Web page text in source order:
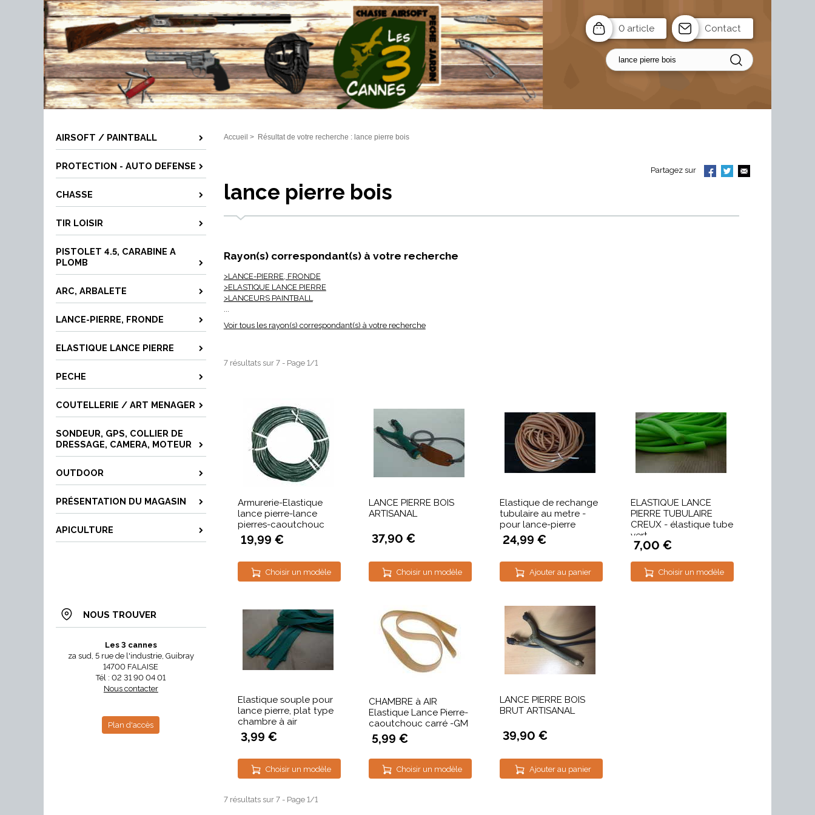
0 article Contact
AIRSOFT / PAINTBALL
PROTECTION - AUTO DEFENSE
CHASSE
TIR LOISIR
PISTOLET 4.5, CARABINE A
PLOMB
ARC, ARBALETE
LANCE-PIERRE, FRONDE
ELASTIQUE LANCE PIERRE
PECHE
COUTELLERIE / ART MENAGER
SONDEUR, GPS, COLLIER DE
DRESSAGE, CAMERA, MOTEUR
OUTDOOR
PRÉSENTATION DU MAGASIN
APICULTURE
NOUS TROUVER
Les 3 cannes
za sud, 5 rue de l'industrie, Guibray
14700 FALAISE
Tél : 02 31 90 04 01
Nous contacter
Plan d'accès
Accueil > Résultat de votre recherche : lance pierre bois
Partagez sur
lance pierre bois
Rayon(s) correspondant(s) à votre recherche
>LANCE-PIERRE, FRONDE
>ELASTIQUE LANCE PIERRE
>LANCEURS PAINTBALL
...
Voir tous les rayon(s) correspondant(s) à votre recherche
7 résultats sur 7 - Page 1/1
Armurerie-Elastique
lance pierre-lance
pierres-caoutchouc
19,99 €
Choisir un modèle
LANCE PIERRE BOIS
ARTISANAL
37,90 €
Choisir un modèle
Elastique de rechange
tubulaire au metre -
pour lance-pierre
24,99 €
Ajouter au panier
ELASTIQUE LANCE
PIERRE TUBULAIRE
CREUX - élastique tube
vert
7,00 €
Choisir un modèle
Elastique souple pour
lance pierre, plat type
chambre à air
3,99 €
Choisir un modèle
CHAMBRE à AIR
Elastique Lance Pierre-
caoutchouc carré -GM
5,99 €
Choisir un modèle
LANCE PIERRE BOIS
BRUT ARTISANAL
39,90 €
Ajouter au panier
7 résultats sur 7 - Page 1/1